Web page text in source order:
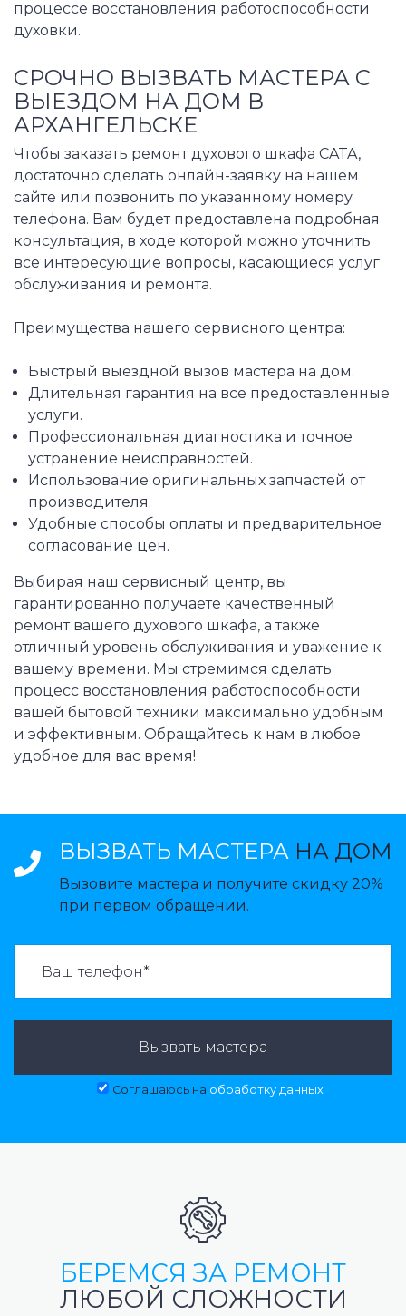
процессе восстановления работоспособности
духовки.
СРОЧНО ВЫЗВАТЬ МАСТЕРА С
ВЫЕЗДОМ НА ДОМ В
АРХАНГЕЛЬСКЕ
Чтобы заказать ремонт духового шкафа CATA,
достаточно сделать онлайн-заявку на нашем
сайте или позвонить по указанному номеру
телефона. Вам будет предоставлена подробная
консультация, в ходе которой можно уточнить
все интересующие вопросы, касающиеся услуг
обслуживания и ремонта.
Преимущества нашего сервисного центра:
Быстрый выездной вызов мастера на дом.
Длительная гарантия на все предоставленные
услуги.
Профессиональная диагностика и точное
устранение неисправностей.
Использование оригинальных запчастей от
производителя.
Удобные способы оплаты и предварительное
согласование цен.
Выбирая наш сервисный центр, вы
гарантированно получаете качественный
ремонт вашего духового шкафа, а также
отличный уровень обслуживания и уважение к
вашему времени. Мы стремимся сделать
процесс восстановления работоспособности
вашей бытовой техники максимально удобным
и эффективным. Обращайтесь к нам в любое
удобное для вас время!
ВЫЗВАТЬ МАСТЕРА НА ДОМ
Вызовите мастера и получите скидку 20%
при первом обращении.
Вызвать мастера
Соглашаюсь на обработку данных
БЕРЕМСЯ ЗА РЕМОНТ
ЛЮБОЙ СЛОЖНОСТИ